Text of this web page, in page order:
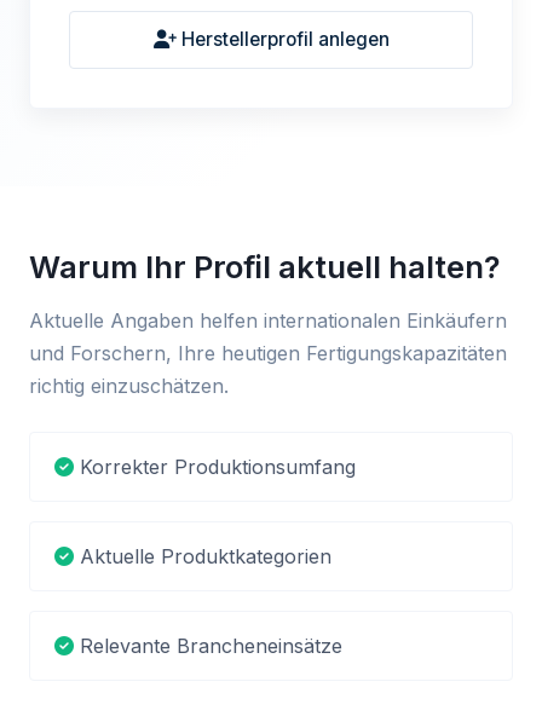
Herstellerprofil anlegen
Warum Ihr Profil aktuell halten?
Aktuelle Angaben helfen internationalen Einkäufern
und Forschern, Ihre heutigen Fertigungskapazitäten
richtig einzuschätzen.
Korrekter Produktionsumfang
Aktuelle Produktkategorien
Relevante Brancheneinsätze